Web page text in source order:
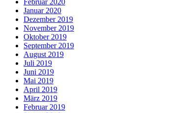
Januar 2020
Dezember 2019
November 2019
Oktober 2019
September 2019
August 2019
Juli 2019
Juni 2019
Mai 2019
April 2019
März 2019
Februar 2019